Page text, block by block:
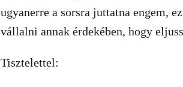
ugyanerre a sorsra juttatna engem,
vállalni annak érdekében, hogy
Tisztelettel: